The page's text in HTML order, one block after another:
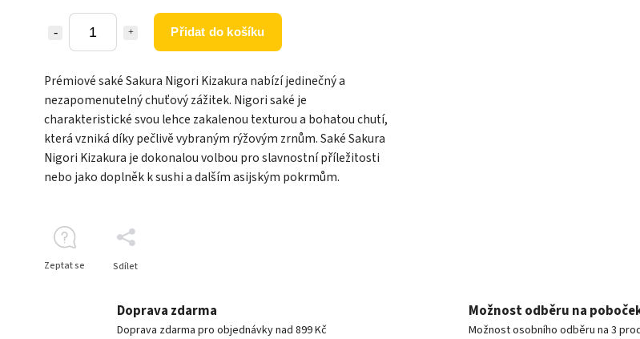
Přidat do košíku
Prémiové saké Sakura Nigori Kizakura nabízí jedinečný a
nezapomenutelný chuťový zážitek. Nigori saké je
charakteristické svou lehce zakalenou texturou a bohatou chutí,
která vzniká díky pečlivě vybraným rýžovým zrnům. Saké Sakura
Nigori Kizakura je dokonalou volbou pro slavnostní příležitosti
nebo jako doplněk k sushi a dalším asijským pokrmům.
Zeptat se Sdílet
Doprava zdarma
Doprava zdarma pro objednávky nad 899 Kč
Možnost odběru na
Možnost osobního odběru na 3